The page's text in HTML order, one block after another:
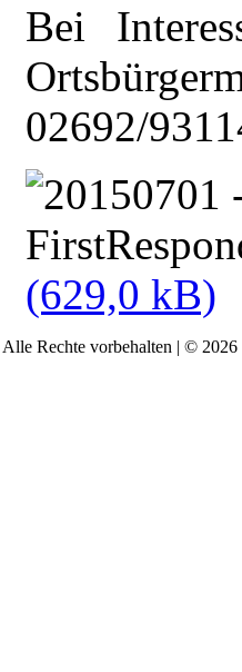
Bei
02692/
(629,0 kB)
Rechte vorbehalten | © 2026